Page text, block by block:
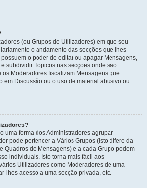
(ou Grupos de Utilizadores) em que seu
o andamento das secções que lhes
o poder de editar ou apagar Mensagens,
e subdividir Tópicos nas secções onde são
os Moderadores fiscalizam Mensagens que
em Discussão ou o uso de material abusivo ou
uma forma dos Administradores agrupar
pode pertencer a Vários Grupos (isto difere da
Quadros de Mensagens) e a cada Grupo podem
individuais. Isto torna mais fácil aos
Utilizadores como Moderadores de uma
lhes acesso a uma secção privada, etc.